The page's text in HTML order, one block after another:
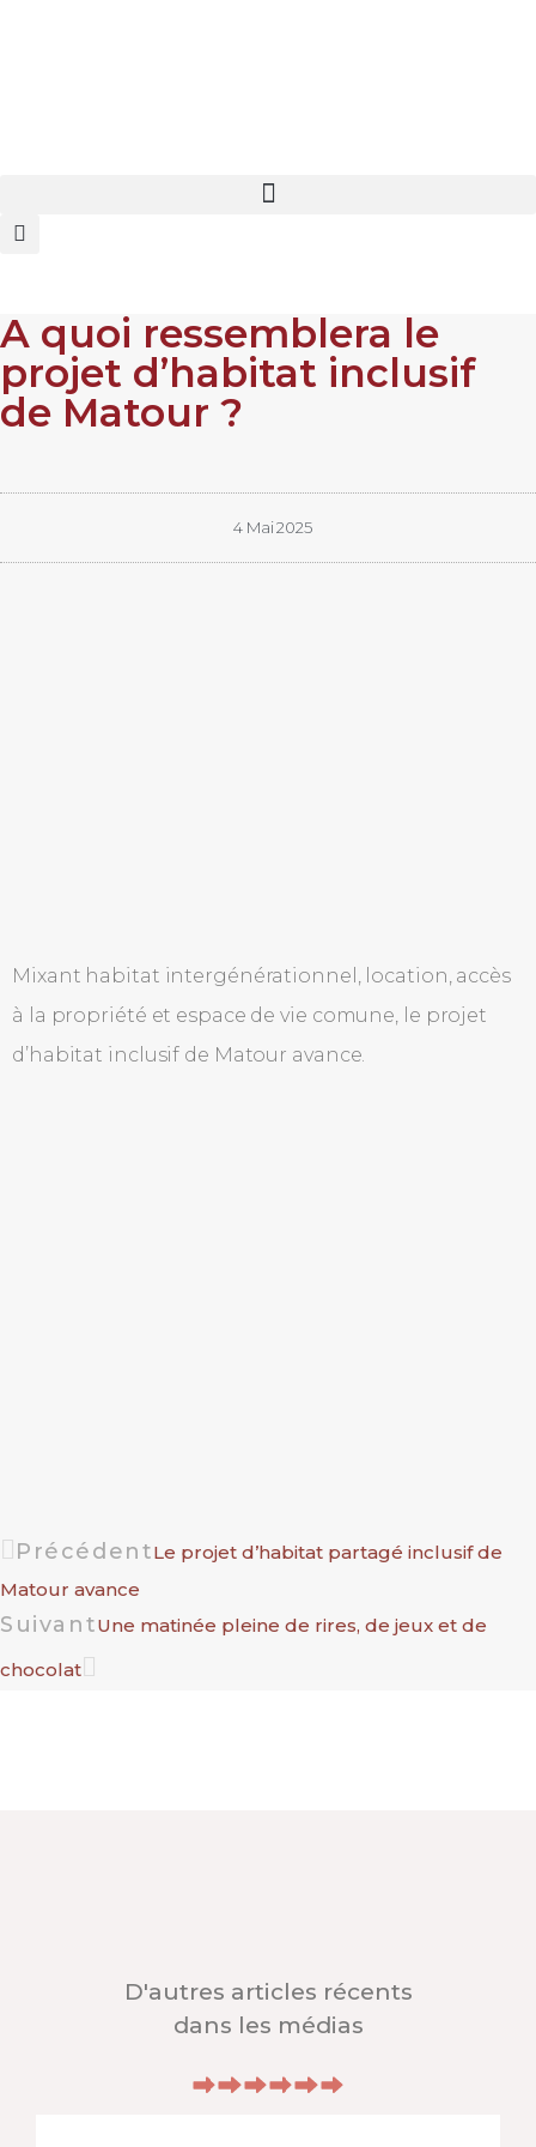
A quoi ressemblera le
projet d’habitat inclusif
de Matour ?
4 Mai 2025
Mixant habitat intergénérationnel, location, accès
à la propriété et espace de vie comune, le projet
d’habitat inclusif de Matour avance.
PrécédentLe projet d’habitat partagé inclusif de
Matour avance
SuivantUne matinée pleine de rires, de jeux et de
chocolat
D'autres articles récents
dans les médias